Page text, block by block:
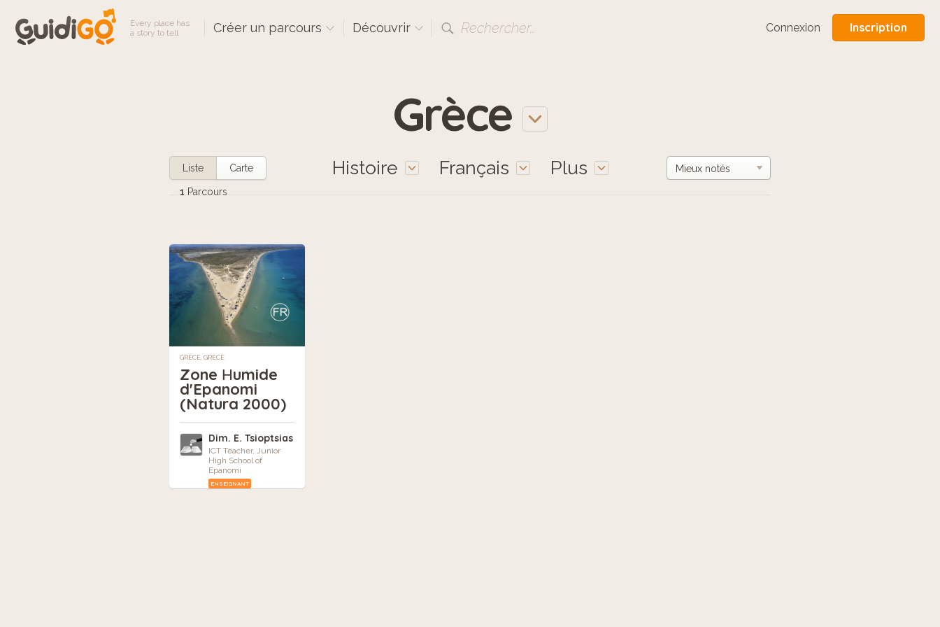
Every place has
a story to tell
Créer un parcours Découvrir Rechercher… Connexion Inscription
Grèce
Histoire Français Plus
Liste Carte
1 Parcours
GRÈCE, GRÈCE
Zone Ηumide
d'Epanomi
(Natura 2000)
Dim. E. Tsioptsias
ICT Teacher, Junior
High School of
Epanomi
ENSEIGNANT